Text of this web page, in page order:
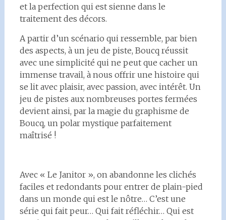
et la perfection qui est sienne dans le
traitement des décors.
A partir d’un scénario qui ressemble, par bien
des aspects, à un jeu de piste, Boucq réussit
avec une simplicité qui ne peut que cacher un
immense travail, à nous offrir une histoire qui
se lit avec plaisir, avec passion, avec intérêt. Un
jeu de pistes aux nombreuses portes fermées
devient ainsi, par la magie du graphisme de
Boucq, un polar mystique parfaitement
maîtrisé !
Avec « Le Janitor », on abandonne les clichés
faciles et redondants pour entrer de plain-pied
dans un monde qui est le nôtre… C’est une
série qui fait peur… Qui fait réfléchir… Qui est